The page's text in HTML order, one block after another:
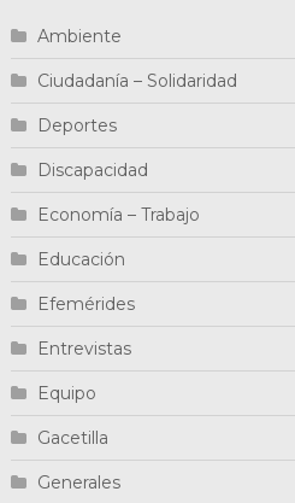
Ambiente
Ciudadanía – Solidaridad
Deportes
Discapacidad
Economía – Trabajo
Educación
Efemérides
Entrevistas
Equipo
Gacetilla
Generales